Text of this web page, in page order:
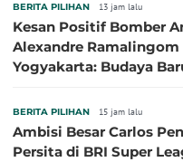
BERITA PILIHAN 13 jam lalu
Kesan Positif Bomber
Alexandre Ramalingom
Yogyakarta: Budaya
BERITA PILIHAN 15 jam lalu
Ambisi Besar Carlos
Persita di BRI Super